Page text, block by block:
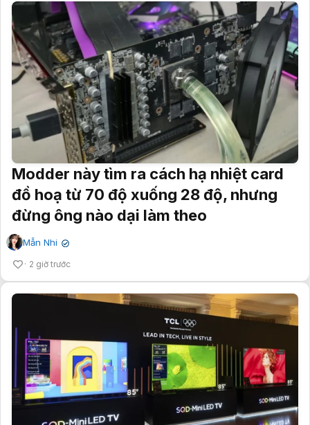
Modder này tìm ra cách hạ nhiệt card
đồ hoạ từ 70 độ xuống 28 độ, nhưng
đừng ông nào dại làm theo
Mẫn Nhi ✔
2 giờ trước